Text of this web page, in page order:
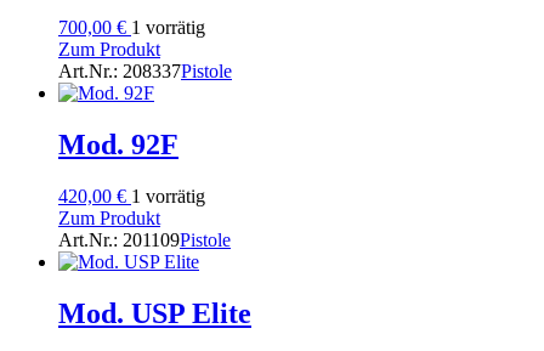
700,00 € 1 vorrätig
Zum Produkt
Art.Nr.: 208337Pistole
Mod. 92F
420,00 € 1 vorrätig
Zum Produkt
Art.Nr.: 201109Pistole
Mod. USP Elite